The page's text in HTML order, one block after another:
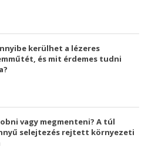
kerülhet a lézeres
és mit érdemes tudni
vagy megmenteni? A túl
selejtezés rejtett környezeti